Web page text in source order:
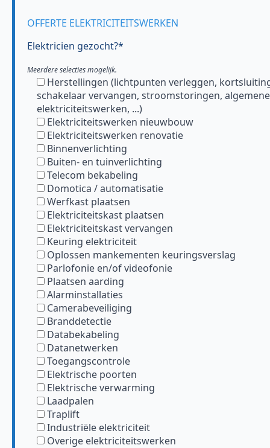
OFFERTE ELEKTRICITEITSWERKEN
Elektricien gezocht?*
Meerdere selecties mogelijk.
Herstellingen (lichtpunten verleggen,
schakelaar vervangen, stroomstoringen, algemene
elektriciteitswerken, ...)
Elektriciteitswerken nieuwbouw
Elektriciteitswerken renovatie
Binnenverlichting
Buiten- en tuinverlichting
Telecom bekabeling
Domotica / automatisatie
Werfkast plaatsen
Elektriciteitskast plaatsen
Elektriciteitskast vervangen
Keuring elektriciteit
Oplossen mankementen keuringsverslag
Parlofonie en/of videofonie
Plaatsen aarding
Alarminstallaties
Camerabeveiliging
Branddetectie
Databekabeling
Datanetwerken
Toegangscontrole
Elektrische poorten
Elektrische verwarming
Laadpalen
Traplift
Industriële elektriciteit
Overige elektriciteitswerken